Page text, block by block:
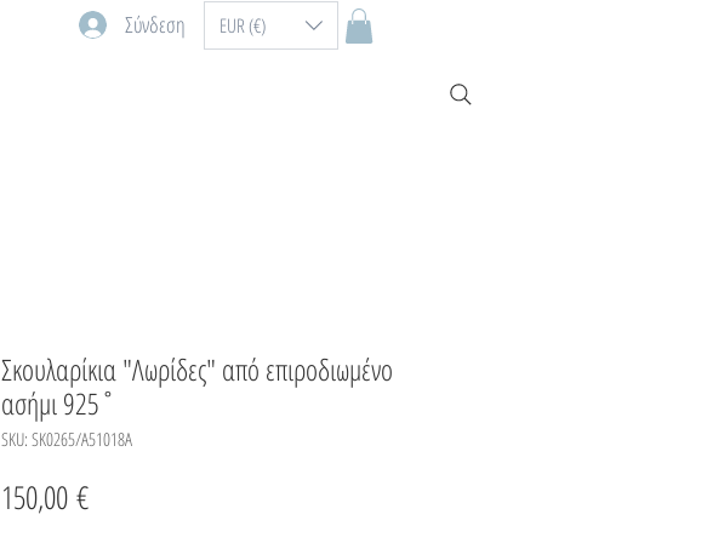
Σύνδεση EUR (€)
Σκουλαρίκια "Λωρίδες" από επιροδιωμένο
ασήμι 925˚
SKU: SK0265/A51018A
150,00 €Τιμή